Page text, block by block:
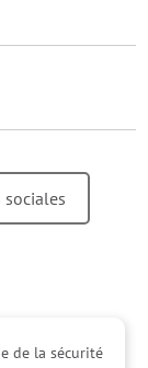
sociales
de la sécurité